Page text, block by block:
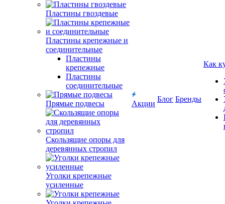
Пластины гвоздевые
Пластины крепежные и
соединительные
Пластины
крепежные
Пластины
соединительные
Прямые подвесы
Скользящие опоры для
деревянных стропил
Уголки крепежные
усиленные
Акции
Блог Бренды
Как